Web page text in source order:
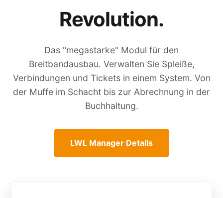
Revolution.
Das "megastarke" Modul für den
Breitbandausbau. Verwalten Sie Spleiße,
Verbindungen und Tickets in einem System. Von
der Muffe im Schacht bis zur Abrechnung in der
Buchhaltung.
LWL Manager Details